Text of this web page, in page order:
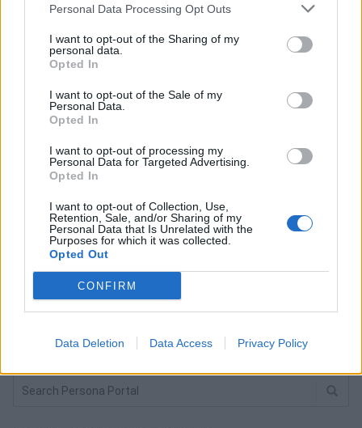
Personal Data Processing Opt Outs
I want to opt-out of the Sharing of my
personal data.
Opted In
I want to opt-out of the Sale of my
Personal Data.
Opted In
I want to opt-out of processing my
Personal Data for Targeted Advertising.
Opted In
I want to opt-out of Collection, Use,
Retention, Sale, and/or Sharing of my
Personal Data that Is Unrelated with the
Purposes for which it was collected.
Opted Out
CONFIRM
Data Deletion Data Access Privacy Policy
Sonic Racing: CrossWorlds aggiunge Joker ai suoi
personaggi
08/06/2025
FACEBOOK COMMENTS